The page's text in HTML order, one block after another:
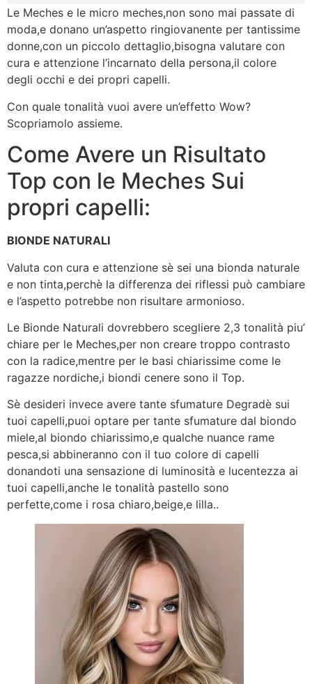
Le Meches e le micro meches,non sono mai passate di
moda,e donano un’aspetto ringiovanente per tantissime
donne,con un piccolo dettaglio,bisogna valutare con
cura e attenzione l’incarnato della persona,il colore
degli occhi e dei propri capelli.
Con quale tonalità vuoi avere un’effetto Wow?
Scopriamolo assieme.
Come Avere un Risultato
Top con le Meches Sui
propri capelli:
BIONDE NATURALI
Valuta con cura e attenzione sè sei una bionda naturale
e non tinta,perchè la differenza dei riflessi può cambiare
e l’aspetto potrebbe non risultare armonioso.
Le Bionde Naturali dovrebbero scegliere 2,3 tonalità piu’
chiare per le Meches,per non creare troppo contrasto
con la radice,mentre per le basi chiarissime come le
ragazze nordiche,i biondi cenere sono il Top.
Sè desideri invece avere tante sfumature Degradè sui
tuoi capelli,puoi optare per tante sfumature dal biondo
miele,al biondo chiarissimo,e qualche nuance rame
pesca,si abbineranno con il tuo colore di capelli
donandoti una sensazione di luminosità e lucentezza ai
tuoi capelli,anche le tonalità pastello sono
perfette,come i rosa chiaro,beige,e lilla..